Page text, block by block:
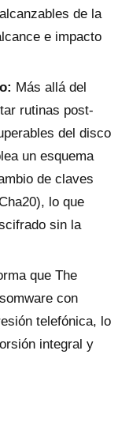
de la
e impacto
Más allá del
rutinas post-
del disco
un esquema
de claves
lo que
sin la
que The
con
telefónica, lo
integral y